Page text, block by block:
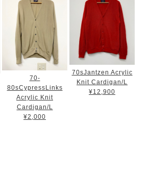
70-
80sCypressLinks
Acrylic Knit
Cardigan/L
¥2,000
70sJantzen Acrylic
Knit Cardigan/L
¥12,900